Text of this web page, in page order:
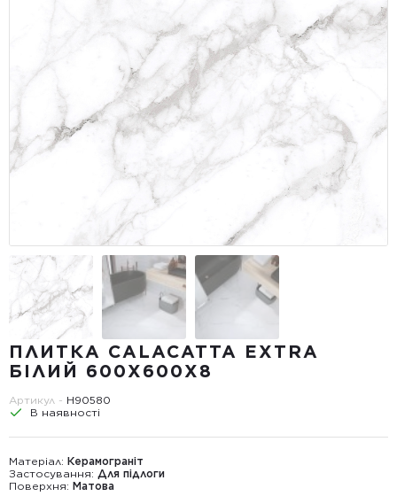
ПЛИТКА CALACATTA EXTRA
БІЛИЙ 600X600X8
Артикул - Н90580
В наявності
Матеріал: Керамограніт
Застосування: Для підлоги
Поверхня: Матова